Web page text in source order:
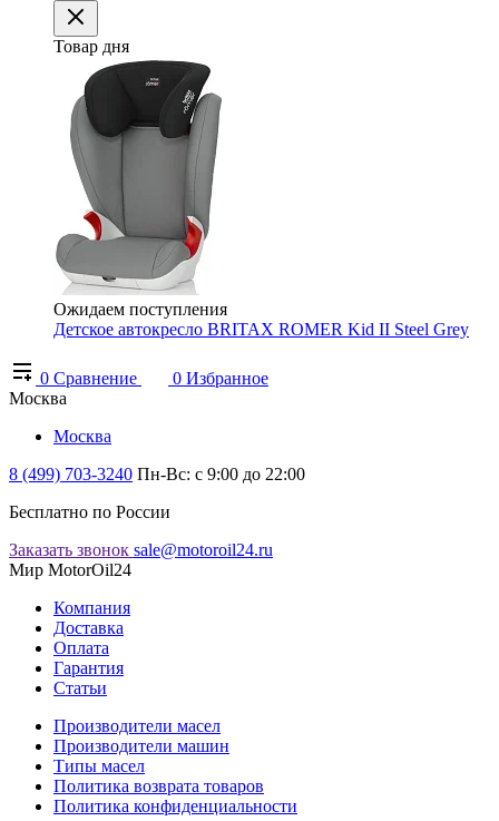
Товар дня
Ожидаем поступления
Детское автокресло BRITAX ROMER Kid II Steel Grey
0 Сравнение 0 Избранное
Москва
Москва
8 (499) 703-3240 Пн-Вс: с 9:00 до 22:00
Бесплатно по России
Заказать звонок sale@motoroil24.ru
Мир MotorOil24
Компания
Доставка
Оплата
Гарантия
Статьи
Производители масел
Производители машин
Типы масел
Политика возврата товаров
Политика конфиденциальности